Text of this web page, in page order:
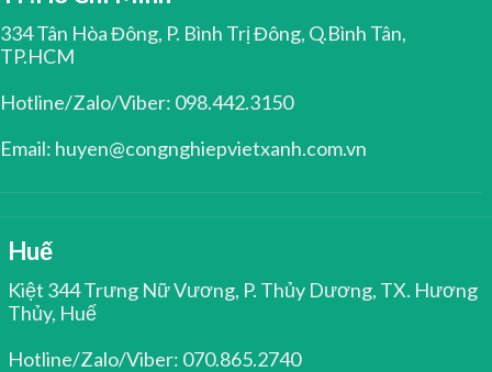
334 Tân Hòa Đông, P. Bình Trị Đông, Q.Bình Tân,
TP.HCM
Hotline/Zalo/Viber: 098.442.3150
Email: huyen@congnghiepvietxanh.com.vn
Huế
Kiệt 344 Trưng Nữ Vương, P. Thủy Dương, TX. Hương
Thủy, Huế
Hotline/Zalo/Viber: 070.865.2740